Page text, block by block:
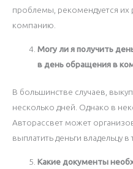
проблемы, рекомендуется
компанию.
Могу ли я получить
в день обращения в
В большинстве случаев,
несколько дней. Однако в
Авторассвет может
выплатить деньги владельцу
Какие документы